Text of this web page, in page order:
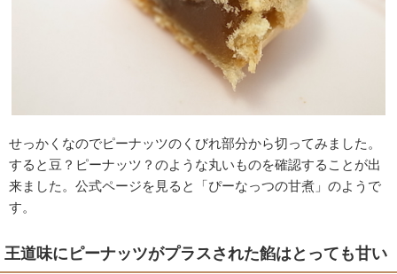
せっかくなのでピーナッツのくびれ部分から切ってみました。
すると豆？ピーナッツ？のような丸いものを確認することが出
来ました。公式ページを見ると「ぴーなっつの甘煮」のようで
す。
王道味にピーナッツがプラスされた餡はとっても甘い